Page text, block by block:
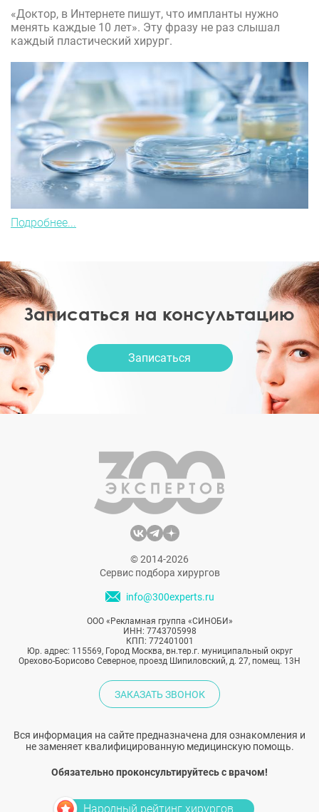
«Доктор, в Интернете пишут, что импланты нужно
менять каждые 10 лет». Эту фразу не раз слышал
каждый пластический хирург.
Подробнее...
Записаться на консультацию
Записаться
© 2014-2026
Сервис подбора хирургов
info@300experts.ru
ООО «Рекламная группа «СИНОБИ»
ИНН: 7743705998
КПП: 772401001
Юр. адрес: 115569, Город Москва, вн.тер.г. муниципальный округ
Орехово-Борисово Северное, проезд Шипиловский, д. 27, помещ. 13Н
ЗАКАЗАТЬ ЗВОНОК
Вся информация на сайте предназначена для ознакомления и
не заменяет квалифицированную медицинскую помощь.
Обязательно проконсультируйтесь с врачом!
Народный рейтинг хирургов